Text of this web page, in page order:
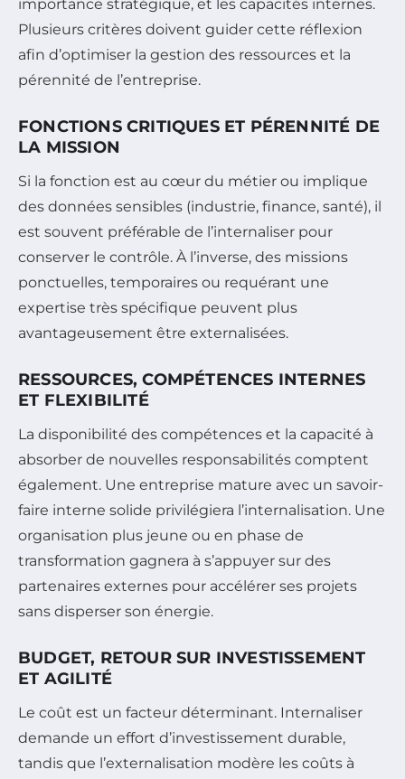
importance stratégique, et les capacités internes.
Plusieurs critères doivent guider cette réflexion
afin d’optimiser la gestion des ressources et la
pérennité de l’entreprise.
FONCTIONS CRITIQUES ET PÉRENNITÉ DE
LA MISSION
Si la fonction est au cœur du métier ou implique
des données sensibles (industrie, finance, santé), il
est souvent préférable de l’internaliser pour
conserver le contrôle. À l’inverse, des missions
ponctuelles, temporaires ou requérant une
expertise très spécifique peuvent plus
avantageusement être externalisées.
RESSOURCES, COMPÉTENCES INTERNES
ET FLEXIBILITÉ
La disponibilité des compétences et la capacité à
absorber de nouvelles responsabilités comptent
également. Une entreprise mature avec un savoir-
faire interne solide privilégiera l’internalisation. Une
organisation plus jeune ou en phase de
transformation gagnera à s’appuyer sur des
partenaires externes pour accélérer ses projets
sans disperser son énergie.
BUDGET, RETOUR SUR INVESTISSEMENT
ET AGILITÉ
Le coût est un facteur déterminant. Internaliser
demande un effort d’investissement durable,
tandis que l’externalisation modère les coûts à